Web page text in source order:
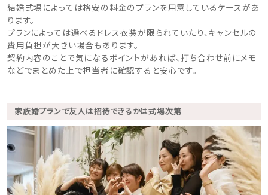
結婚式場によっては格安の料金のプランを用意しているケースがあ
ります。
プランによっては選べるドレス衣装が限られていたり、キャンセルの
費用負担が大きい場合もあります。
契約内容のことで気になるポイントがあれば、打ち合わせ前にメモ
などでまとめた上で担当者に確認すると安心です。
家族婚プランで友人は招待できるかは式場次第